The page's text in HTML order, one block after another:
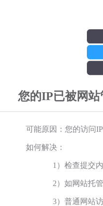
您的IP已被网
可能原因：您的访问
如何解决：
1）检查提交
2）如网站托
3）普通网站